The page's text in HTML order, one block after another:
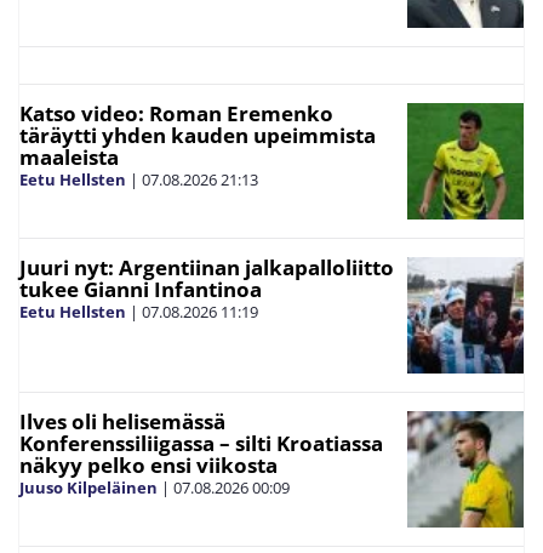
Katso video: Roman Eremenko
täräytti yhden kauden upeimmista
maaleista
Eetu Hellsten | 07.08.202621:13
Juuri nyt: Argentiinan jalkapalloliitto
tukee Gianni Infantinoa
Eetu Hellsten | 07.08.2026 11:19
Ilves oli helisemässä
Konferenssiliigassa – silti Kroatiassa
näkyy pelko ensi viikosta
Juuso Kilpeläinen | 07.08.202600:09